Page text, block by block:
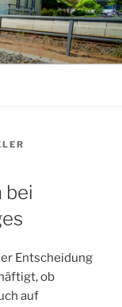
bei
Entscheidung
ob
auf